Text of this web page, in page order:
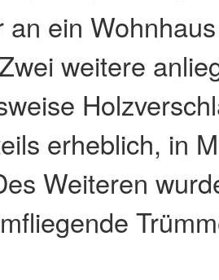
an ein
weitere
erheblich, in
Weiteren